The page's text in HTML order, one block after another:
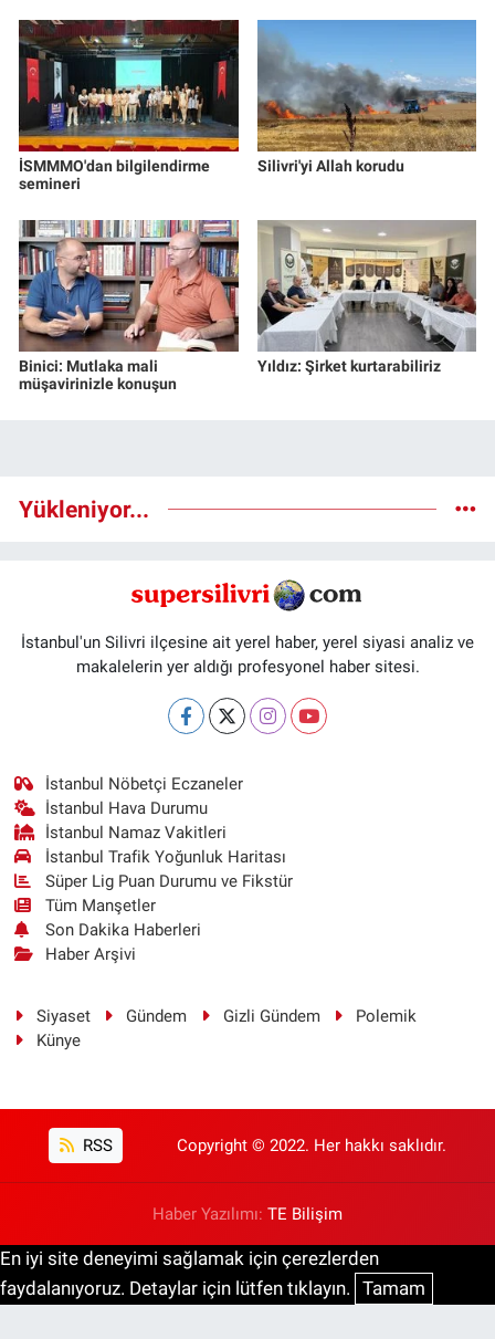
İSMMMO'dan bilgilendirme
semineri
Silivri'yi Allah korudu
Binici: Mutlaka mali
müşavirinizle konuşun
Yıldız: Şirket kurtarabiliriz
Yükleniyor...
İstanbul'un Silivri ilçesine ait yerel haber, yerel siyasi analiz ve
makalelerin yer aldığı profesyonel haber sitesi.
İstanbul Nöbetçi Eczaneler
İstanbul Hava Durumu
İstanbul Namaz Vakitleri
İstanbul Trafik Yoğunluk Haritası
Süper Lig Puan Durumu ve Fikstür
Tüm Manşetler
Son Dakika Haberleri
Haber Arşivi
Siyaset Gündem Gizli Gündem
Polemik
Künye
RSS Copyright © 2022. Her hakkı saklıdır.
Haber Yazılımı: TE Bilişim
En iyi site deneyimi sağlamak için çerezlerden
faydalanıyoruz. Detaylar için lütfen tıklayın. Tamam